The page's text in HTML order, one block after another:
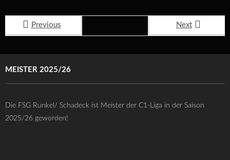
Previous Next
MEISTER 2025/26
Die FSG Runkel/ Schadeck ist Meister der C1-Liga in der Saison
2025/26 geworden!